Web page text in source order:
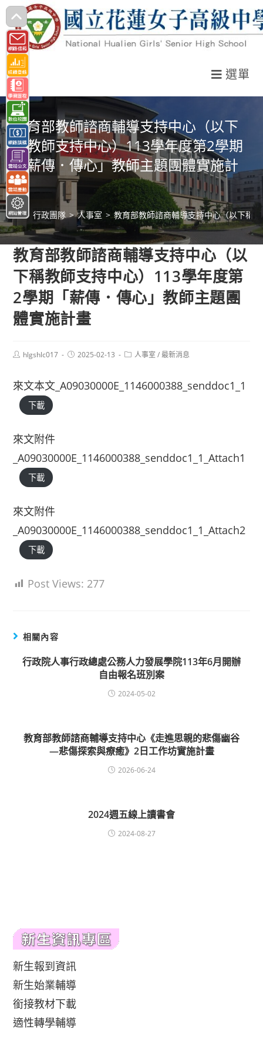
跳
轉
至
主
要
內
容
選單
教育部教師諮商輔導支持中心（以下
稱教師支持中心）113學年度第2學期
「薪傳．傳心」教師主題團體實施計
畫
> 行政團隊 > 人事室 > 教育部教師諮商輔導支持中心（以下稱
教育部教師諮商輔導支持中心（以
下稱教師支持中心）113學年度第
2學期「薪傳．傳心」教師主題團
體實施計畫
Posthlgshlc017
Post2025-02-13
Post人事室 / 最新消息
來文本文_A09030000E_1146000388_senddoc1_1
下載
來文附件
_A09030000E_1146000388_senddoc1_1_Attach1
下載
來文附件
_A09030000E_1146000388_senddoc1_1_Attach2
下載
Post Views: 277
相關內容
行政院人事行政總處公務人力發展學院113年6月開辦
自由報名班別案
2024-05-02
教育部教師諮商輔導支持中心《走進思親的悲傷幽谷
—悲傷探索與療癒》2日工作坊實施計畫
2026-06-24
2024週五線上讀書會
2024-08-27
新生報到資訊
新生始業輔導
銜接教材下載
適性轉學輔導